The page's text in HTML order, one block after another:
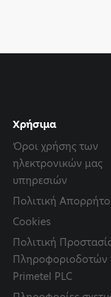
Χρήσιμα
Όροι χρήσης των
ηλεκτρονικών μας
υπηρεσιών
Πολιτική
Cookies
Πολιτική
Πληροφοριοδοτών
Primetel PLC